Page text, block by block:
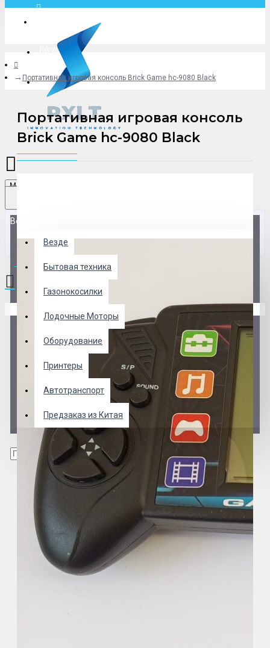
Логин
+79775619766
Menu
Везде
Везде
Бытовая техника
Газонокосилки
Лодочные Моторы
Оборудование
Принтеры
Автотранспорт
Предзаказ из Китая
0 товар(ов) - 0 р.
Портативная игровая консоль Brick Game hc-9080 Black
Портативная игровая консоль
Brick Game hc-9080 Black